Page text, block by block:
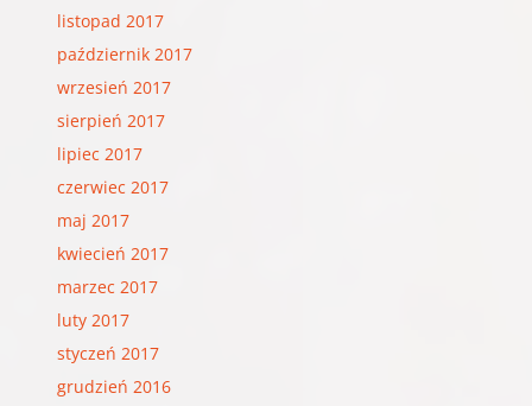
listopad 2017
październik 2017
wrzesień 2017
sierpień 2017
lipiec 2017
czerwiec 2017
maj 2017
kwiecień 2017
marzec 2017
luty 2017
styczeń 2017
grudzień 2016